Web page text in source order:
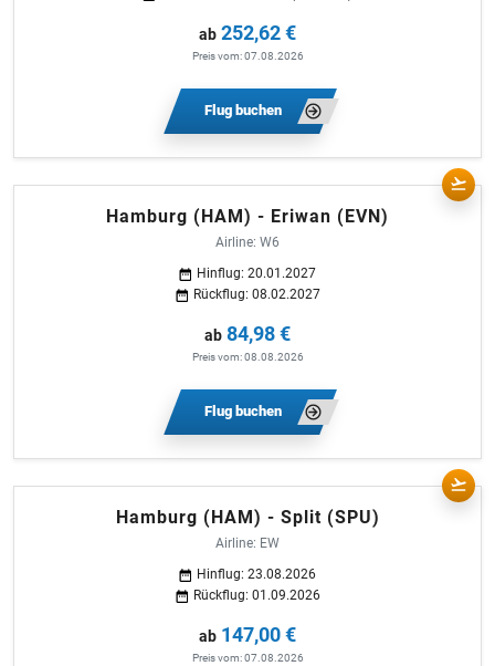
ab 252,62 €
Preis vom: 07.08.2026
Flug buchen
Hamburg (HAM) - Eriwan (EVN)
Airline: W6
Hinflug: 20.01.2027
Rückflug: 08.02.2027
ab 84,98 €
Preis vom: 08.08.2026
Flug buchen
Hamburg (HAM) - Split (SPU)
Airline: EW
Hinflug: 23.08.2026
Rückflug: 01.09.2026
ab 147,00 €
Preis vom: 07.08.2026